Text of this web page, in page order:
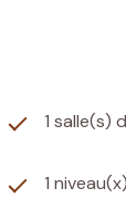
1 salle(s)
1 niveau(x)